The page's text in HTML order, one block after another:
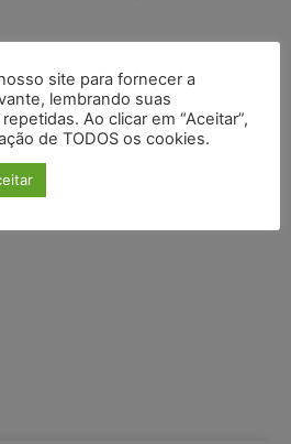
site para fornecer a
lembrando suas
Ao clicar em “Aceitar”,
de TODOS os cookies.